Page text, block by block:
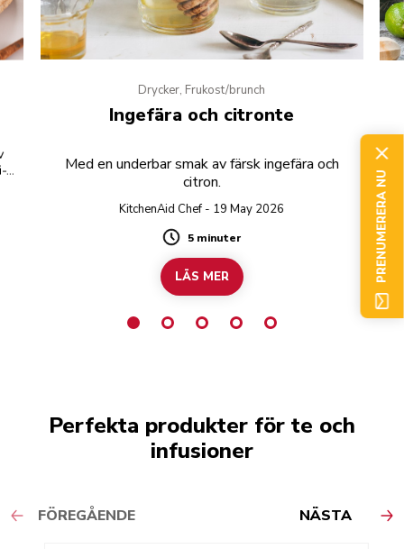
Drycker, Frukost/brunch
Ingefära och citronte
Med en underbar smak av färsk ingefära och
citron.
KitchenAid Chef - 19 May 2026
Duration
5 minuter
LÄS MER
Perfekta produkter för te och
infusioner
FÖREGÅENDE NÄSTA
PRENUMERERA NU